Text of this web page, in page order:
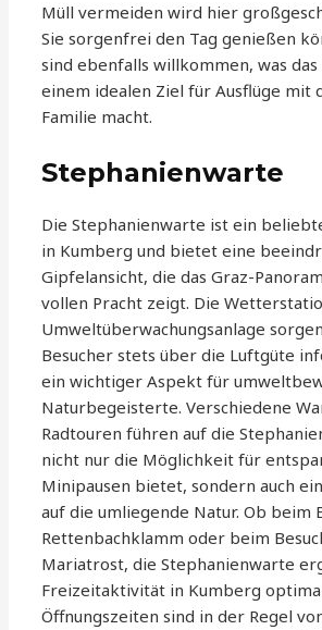
Müll vermeiden wird hier
Sie sorgenfrei den Tag genießen
sind ebenfalls willkommen, was das
einem idealen Ziel für Ausflüge mit
Familie macht.
Stephanienwarte
Die Stephanienwarte ist ein
in Kumberg und bietet eine
Gipfelansicht, die das Graz-
vollen Pracht zeigt. Die
Umweltüberwachungsanlage
Besucher stets über die Luftgüte
ein wichtiger Aspekt für
Naturbegeisterte. Verschiedene
Radtouren führen auf die
nicht nur die Möglichkeit für
Minipausen bietet, sondern auch
auf die umliegende Natur. Ob beim
Rettenbachklamm oder beim
Mariatrost, die Stephanienwarte
Freizeitaktivität in Kumberg
Öffnungszeiten sind in der Regel